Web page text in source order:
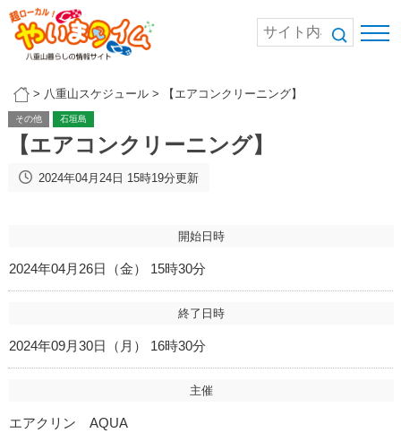
> 八重山スケジュール> 【エアコンクリーニング】
その他 石垣島
【エアコンクリーニング】
2024年04月24日 15時19分更新
開始日時
2024年04月26日（金） 15時30分
終了日時
2024年09月30日（月） 16時30分
主催
エアクリン AQUA